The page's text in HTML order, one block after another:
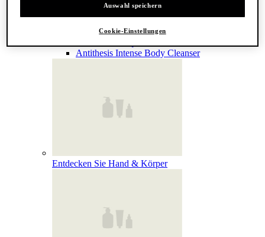
Alle Hand- und Körperpflegeprodukte anzeigen
Resurrection Aromatique Hand Wash
Antithesis Intense Body Cleanser
Entdecken Sie Hand & Körper
Auswahl speichern
Cookie-Einstellungen